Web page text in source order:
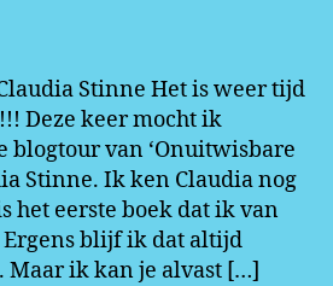
Stinne Het is weer tijd
Deze keer mocht ik
blogtour van ‘Onuitwisbare
Stinne. Ik ken Claudia nog
het eerste boek dat ik van
Ergens blijf ik dat altijd
Maar ik kan je alvast […]